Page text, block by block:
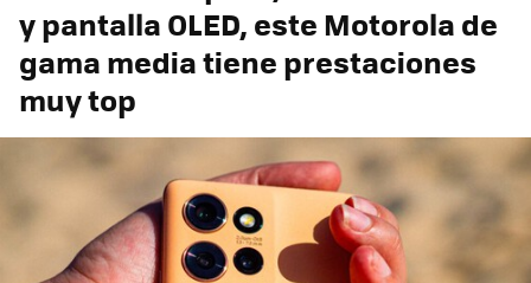
y pantalla OLED, este Motorola de
gama media tiene prestaciones
muy top